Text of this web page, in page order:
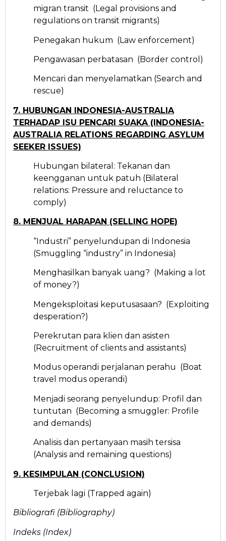
migran transit (Legal provisions and
regulations on transit migrants)
Penegakan hukum (Law enforcement)
Pengawasan perbatasan (Border control)
Mencari dan menyelamatkan (Search and
rescue)
7. HUBUNGAN INDONESIA-AUSTRALIA
TERHADAP ISU PENCARI SUAKA (INDONESIA-
AUSTRALIA RELATIONS REGARDING ASYLUM
SEEKER ISSUES)
Hubungan bilateral: Tekanan dan
keengganan untuk patuh (Bilateral
relations: Pressure and reluctance to
comply)
8. MENJUAL HARAPAN (SELLING HOPE)
“Industri” penyelundupan di Indonesia
(Smuggling “industry” in Indonesia)
Menghasilkan banyak uang? (Making a lot
of money?)
Mengeksploitasi keputusasaan? (Exploiting
desperation?)
Perekrutan para klien dan asisten
(Recruitment of clients and assistants)
Modus operandi perjalanan perahu (Boat
travel modus operandi)
Menjadi seorang penyelundup: Profil dan
tuntutan (Becoming a smuggler: Profile
and demands)
Analisis dan pertanyaan masih tersisa
(Analysis and remaining questions)
9. KESIMPULAN (CONCLUSION)
Terjebak lagi (Trapped again)
Bibliografi (Bibliography)
Indeks (Index)